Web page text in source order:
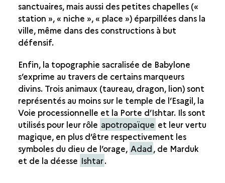
sanctuaires, mais aussi des petites chapelles («
station », « niche », « place ») éparpillées dans la
ville, même dans des constructions à but
défensif.
Enfin, la topographie sacralisée de Babylone
s’exprime au travers de certains marqueurs
divins. Trois animaux (taureau, dragon, lion) sont
représentés au moins sur le temple de l’Esagil, la
Voie processionnelle et la Porte d’Ishtar. Ils sont
utilisés pour leur rôle apotropaïque et leur vertu
magique, en plus d’être respectivement les
symboles du dieu de l’orage, Adad, de Marduk
et de la déesse Ishtar.